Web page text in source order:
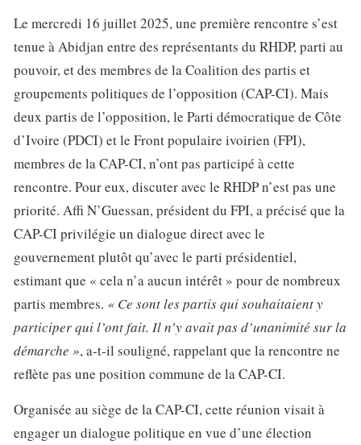
Le mercredi 16 juillet 2025, une première rencontre s’est
tenue à Abidjan entre des représentants du RHDP, parti au
pouvoir, et des membres de la Coalition des partis et
groupements politiques de l’opposition (CAP-CI). Mais
deux partis de l’opposition, le Parti démocratique de Côte
d’Ivoire (PDCI) et le Front populaire ivoirien (FPI),
membres de la CAP-CI, n’ont pas participé à cette
rencontre. Pour eux, discuter avec le RHDP n’est pas une
priorité. Affi N’Guessan, président du FPI, a précisé que la
CAP-CI privilégie un dialogue direct avec le
gouvernement plutôt qu’avec le parti présidentiel,
estimant que « cela n’a aucun intérêt » pour de nombreux
partis membres. « Ce sont les partis qui souhaitaient y
participer qui l’ont fait. Il n’y avait pas d’unanimité sur la
démarche », a-t-il souligné, rappelant que la rencontre ne
reflète pas une position commune de la CAP-CI.
Organisée au siège de la CAP-CI, cette réunion visait à
engager un dialogue politique en vue d’une élection